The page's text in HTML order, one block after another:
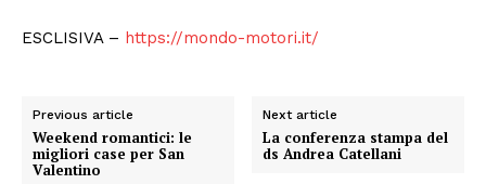
ESCLISIVA – https://mondo-motori.it/
Previous article
Weekend romantici: le
migliori case per San
Valentino
Next article
La conferenza stampa del
ds Andrea Catellani